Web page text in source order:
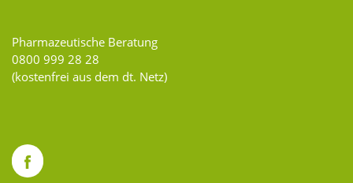
Pharmazeutische Beratung
0800 999 28 28
(kostenfrei aus dem dt. Netz)